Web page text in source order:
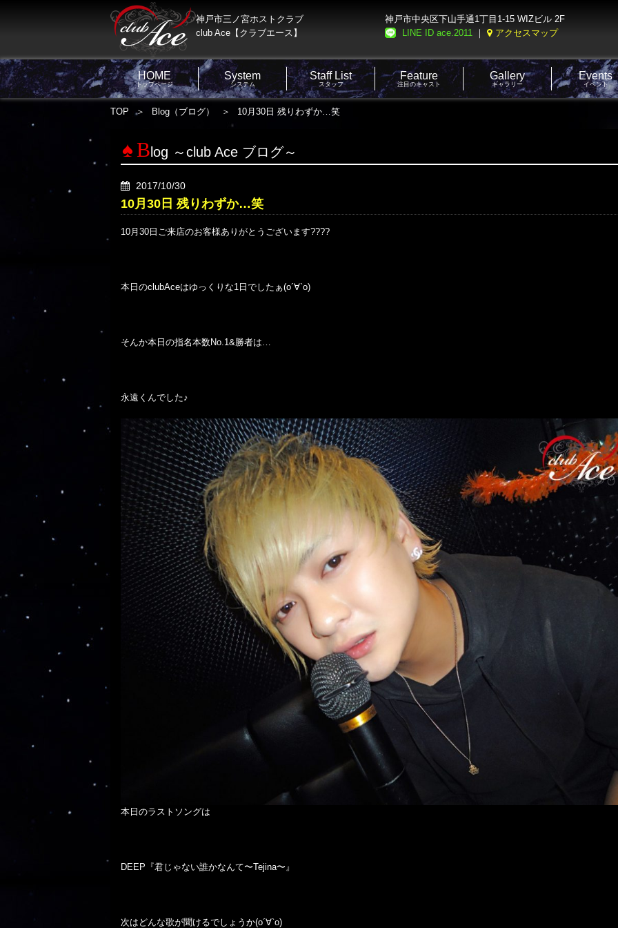
神戸市三ノ宮ホストクラブ
club Ace【クラブエース】
神戸市中央区下山手通1丁目1-15 WIZビル 2F
LINE ID ace.2011 ｜ アクセスマップ
HOME
トップページ
System
システム
Staff List
スタッフ
Feature
注目のキャスト
Gallery
ギャラリー
Events
イベント
TOP Blog（ブログ） 10月30日 残りわずか…笑
B log ～club Ace ブログ～
2017/10/30
10月30日 残りわずか…笑
10月30日ご来店のお客様ありがとうございます????
本日のclubAceはゆっくりな1日でしたぁ(о´∀`о)
そんか本日の指名本数No.1&勝者は…
永遠くんでした♪
本日のラストソングは
DEEP『君じゃない誰かなんて〜Tejina〜』
次はどんな歌が聞けるでしょうか(о´∀`о)